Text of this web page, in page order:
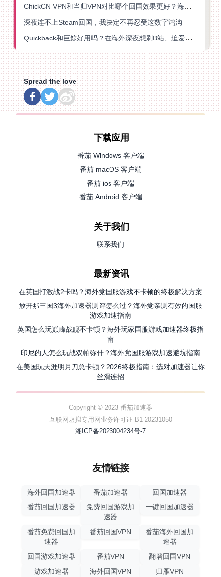
ChickCN VPN和当归VPN对比哪个回国效果更好？海外党亲测后选了它
深夜连不上Steam回国，我决定不再忍受这数字鸿沟
Quickback和巨鲸好用吗？在海外深夜想刷B站、追爱奇艺的你，或许正需要这份答案
Spread the love
下载应用
番茄 Windows 客户端
番茄 macOS 客户端
番茄 ios 客户端
番茄 Android 客户端
关于我们
联系我们
最新资讯
在英国打激战2卡吗？海外党国服游戏不卡顿的终极解决方案
放开那三国3海外加速器测评怎么过？海外党亲测有效的国服
游戏加速指南
英国怎么玩巅峰战舰不卡顿？海外玩家国服游戏加速器终极指
南
印尼的人怎么玩战双帕弥什？海外党国服游戏加速避坑指南
在美国玩天涯明月刀总卡顿？2026终极指南：选对加速器让你
丝滑连招
Copyright © 2023 番茄加速器
互联网虚拟专用网业务许可证 B1-20231050
湘ICP备2023004234号-7
友情链接
海外回国加速器 番茄加速器
回国加速器
番茄回国加速器
免费回国游戏加
速器
一键回国加速器
番茄免费回国加
速器
番茄回国VPN
番茄海外回国加
速器
回国游戏加速器
番茄VPN
翻墙回国VPN
游戏加速器
海外回国VPN 归雁VPN